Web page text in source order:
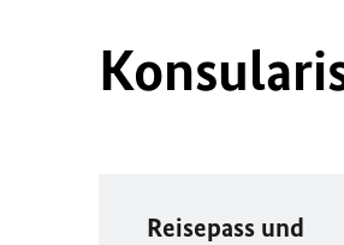
Reisepass und